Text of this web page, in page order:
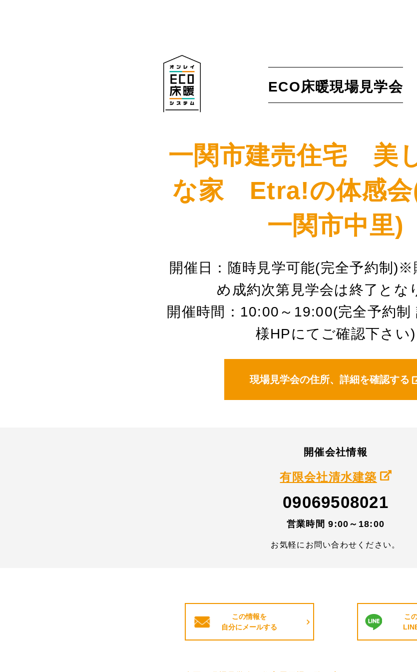
ECO床暖現場見学会
一関市建売住宅 美
な家 Etra!の体感会
一関市中里)
開催日：随時見学可能(完全予約制)※
め成約次第見学会は終了とな
開催時間：10:00～19:00(完全予約制
様HPにてご確認下さい)
現場見学会の住所、詳細を確認する
開催会社情報
有限会社清水建築
09069508021
営業時間 9:00～18:00
お気軽にお問い合わせください。
この情報を
自分にメールする
こ